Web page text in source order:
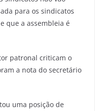
para os sindicatos
que a assembleia é
patronal criticam o
a nota do secretário
uma posição de